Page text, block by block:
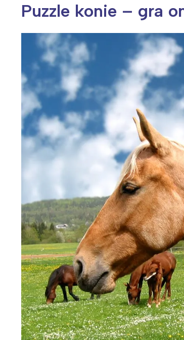
Wiosenny koncert ptaków na płocie
Puzzle konie – gra